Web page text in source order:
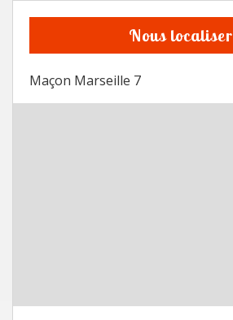
Nous localiser
Maçon Marseille 7